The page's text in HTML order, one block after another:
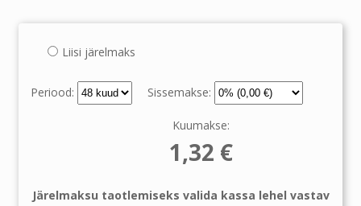
Liisi järelmaks
Periood: Sissemakse:
Kuumakse:
1,32 €
Järelmaksu taotlemiseks valida kassa lehel vastav